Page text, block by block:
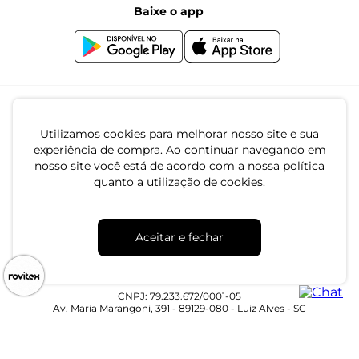
Utilizamos cookies para melhorar nosso site e sua
experiência de compra. Ao continuar navegando em
nosso site você está de acordo com a nossa política
quanto a utilização de cookies.
Aceitar e fechar
Canal de Denúncias | Ética
Igualdade Salarial
Baixe o app
CNPJ: 79.233.672/0001-05
Av. Maria Marangoni, 391 - 89129-080 - Luiz Alves - SC